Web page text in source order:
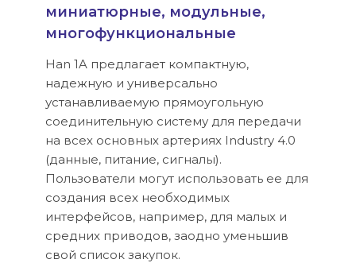
миниатюрные, модульные,
многофункциональные
Han 1A предлагает компактную,
надежную и универсально
устанавливаемую прямоугольную
соединительную систему для передачи
на всех основных артериях Industry 4.0
(данные, питание, сигналы).
Пользователи могут использовать ее для
создания всех необходимых
интерфейсов, например, для малых и
средних приводов, заодно уменьшив
свой список закупок.